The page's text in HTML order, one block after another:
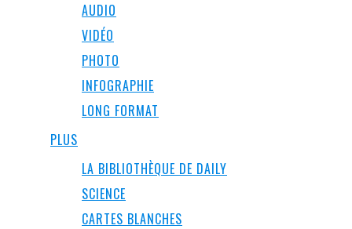
AUDIO
VIDÉO
PHOTO
INFOGRAPHIE
LONG FORMAT
PLUS
LA BIBLIOTHÈQUE DE DAILY
SCIENCE
CARTES BLANCHES